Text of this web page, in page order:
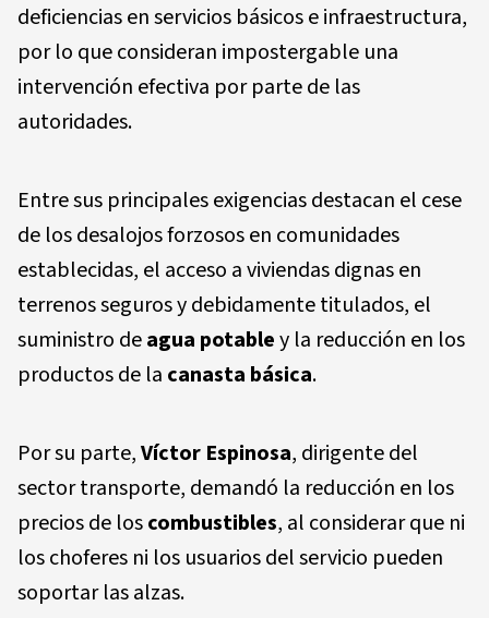
deficiencias en servicios básicos e infraestructura,
por lo que consideran impostergable una
intervención efectiva por parte de las
autoridades.
Entre sus principales exigencias destacan el cese
de los desalojos forzosos en comunidades
establecidas, el acceso a viviendas dignas en
terrenos seguros y debidamente titulados, el
suministro deagua potabley la reducción en los
productos de la canasta básica.
Por su parte,Víctor Espinosa, dirigente del
sector transporte, demandó la reducción en los
precios de loscombustibles, al considerar que ni
los choferes ni los usuarios del servicio pueden
soportar las alzas.